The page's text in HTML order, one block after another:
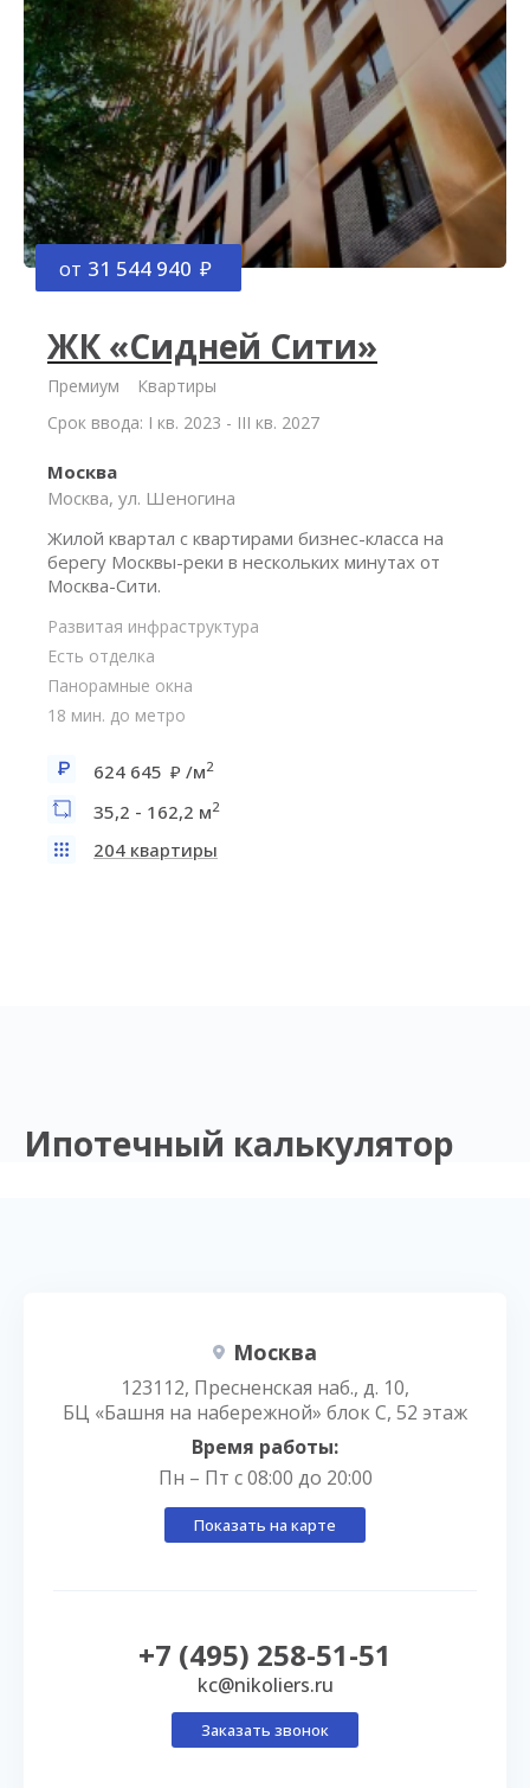
от 31 544 940
ЖК «Сидней Сити»
Премиум
Квартиры
Срок ввода: I кв. 2023 - III кв. 2027
Москва
Москва, ул. Шеногина
Жилой квартал с квартирами бизнес-класса на
берегу Москвы-реки в нескольких минутах от
Москва-Сити.
Развитая инфраструктура
Есть отделка
Панорамные окна
18 мин. до метро
624 645 /м2
35,2 - 162,2 м2
204 квартиры
Ипотечный калькулятор
Москва
123112, Пресненская наб., д. 10,
БЦ «Башня на набережной» блок С, 52 этаж
Время работы:
Пн – Пт с 08:00 до 20:00
Показать на карте
+7 (495) 258-51-51
kc@nikoliers.ru
Заказать звонок